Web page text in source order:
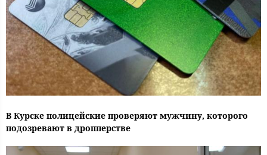
В Курске полицейские проверяют мужчину, которого
подозревают в дропперстве